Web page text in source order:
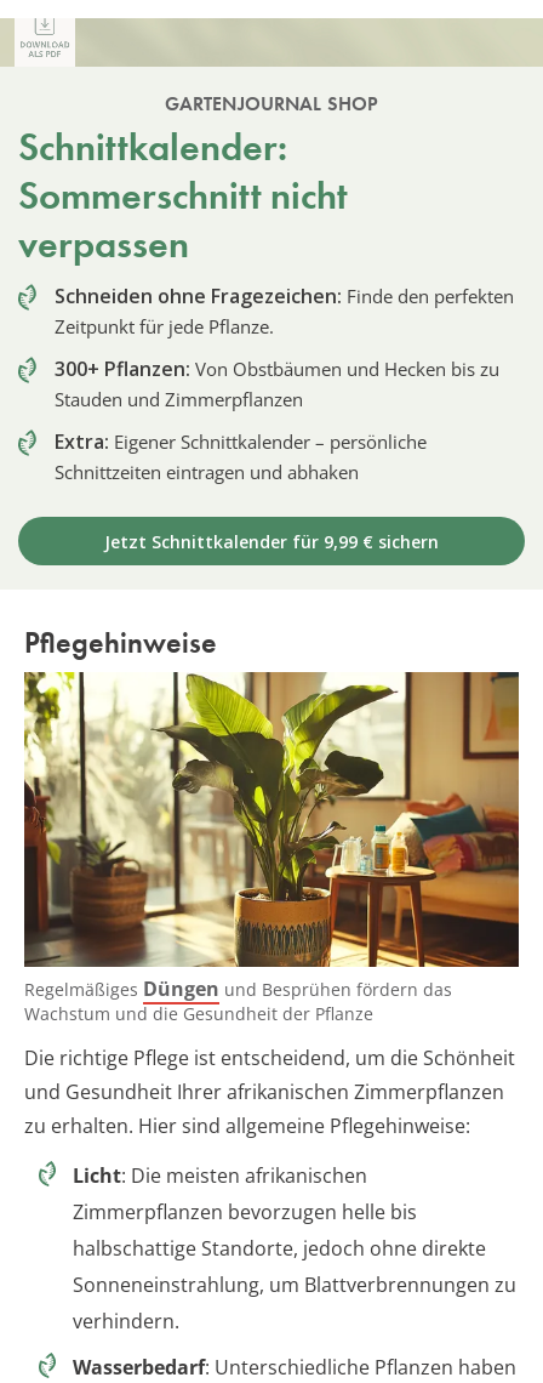
GARTENJOURNAL SHOP
Schnittkalender:
Sommerschnitt nicht
verpassen
Schneiden ohne Fragezeichen: Finde den perfekten
Zeitpunkt für jede Pflanze.
300+ Pflanzen: Von Obstbäumen und Hecken bis zu
Stauden und Zimmerpflanzen
Extra: Eigener Schnittkalender – persönliche
Schnittzeiten eintragen und abhaken
Jetzt Schnittkalender für 9,99 € sichern
Pflegehinweise
Regelmäßiges Düngen und Besprühen fördern das
Wachstum und die Gesundheit der Pflanze
Die richtige Pflege ist entscheidend, um die Schönheit
und Gesundheit Ihrer afrikanischen Zimmerpflanzen
zu erhalten. Hier sind allgemeine Pflegehinweise:
Licht: Die meisten afrikanischen
Zimmerpflanzen bevorzugen helle bis
halbschattige Standorte, jedoch ohne direkte
Sonneneinstrahlung, um Blattverbrennungen zu
verhindern.
Wasserbedarf: Unterschiedliche Pflanzen haben